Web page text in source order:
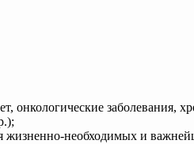
онкологические заболевания,
необходимых и